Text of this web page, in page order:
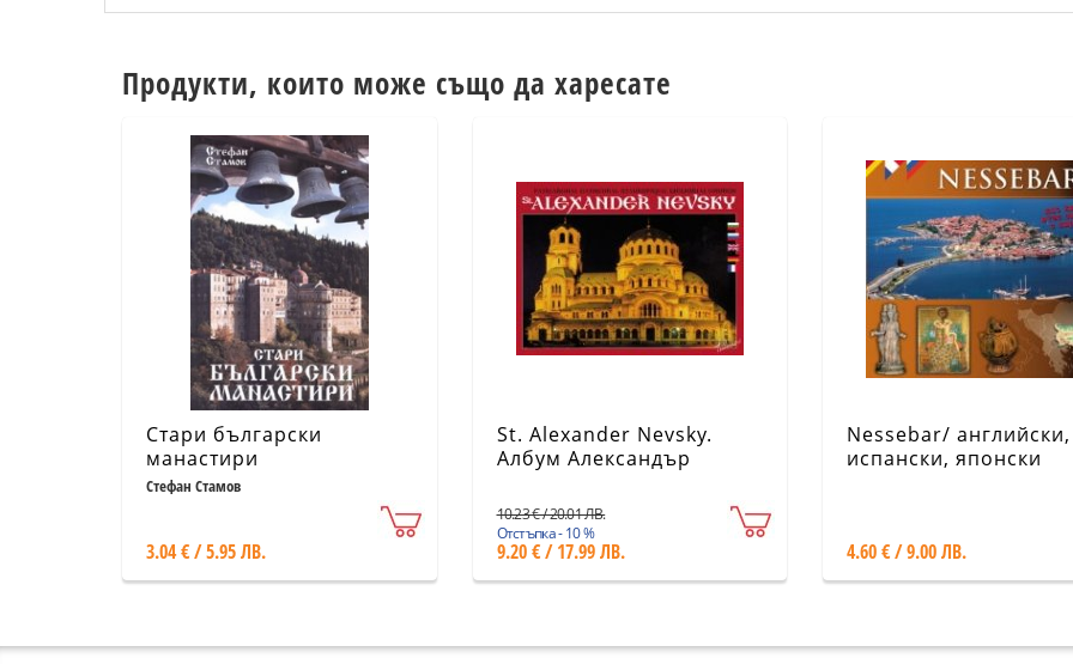
Продукти, които може също да харесате
Стари български
манастири
Стефан Стамов
3.04 € / 5.95 ЛВ.
St. Alexander Nevsky.
Албум Александър
10.23 € / 20.01 ЛВ.
Отстъпка - 10 %
9.20 € / 17.99 ЛВ.
Nessebar/ английски,
испански, японски
4.60 € / 9.00 ЛВ.